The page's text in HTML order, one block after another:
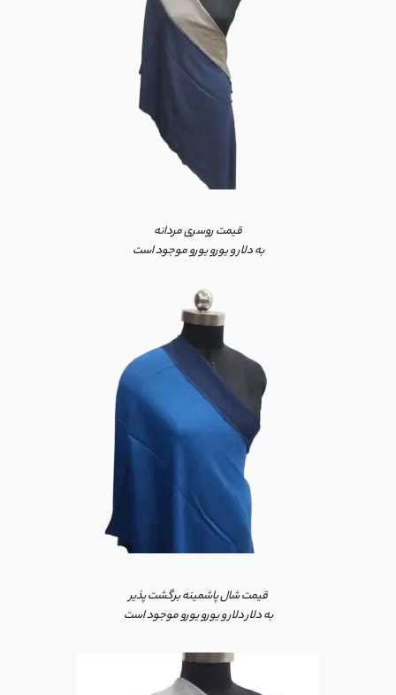
قیمت روسری مردانه
به دلار و یورو یورو موجود است
قیمت شال پاشمینه برگشت پذیر
به دلار دلار و یورو یورو موجود است